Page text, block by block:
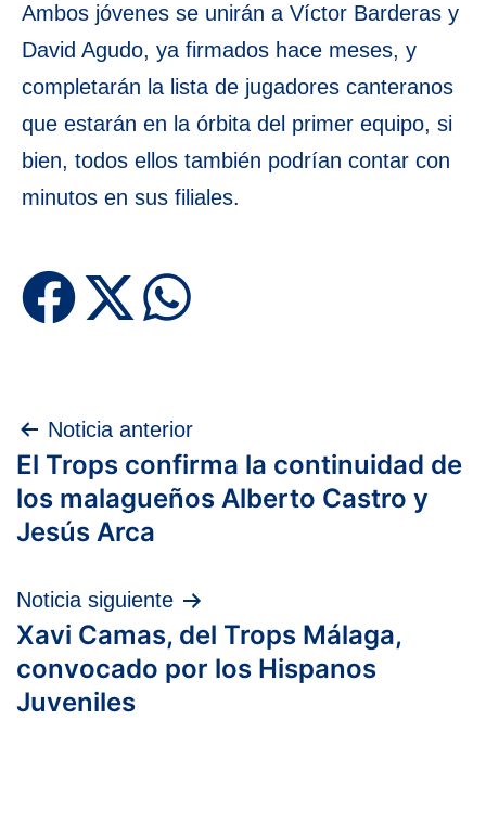
Ambos jóvenes se unirán a Víctor Barderas y
David Agudo, ya firmados hace meses, y
completarán la lista de jugadores canteranos
que estarán en la órbita del primer equipo, si
bien, todos ellos también podrían contar con
minutos en sus filiales.
Navegación
de
entradas
Noticia anterior
El Trops confirma la continuidad de
los malagueños Alberto Castro y
Jesús Arca
Noticia siguiente
Xavi Camas, del Trops Málaga,
convocado por los Hispanos
Juveniles